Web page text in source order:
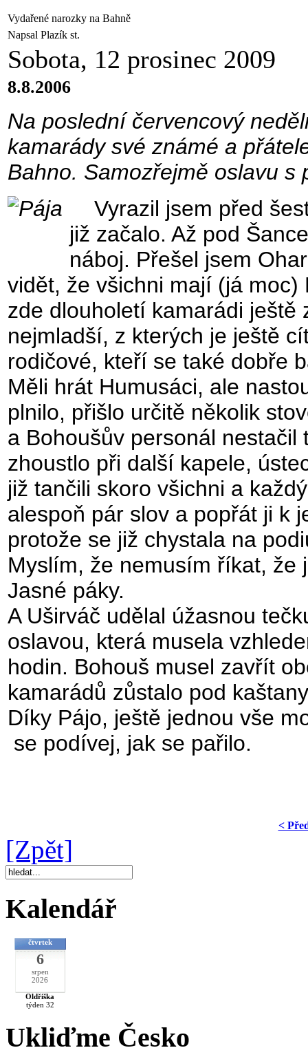
Vydařené narozky na Bahně
Napsal Plazík st.
Sobota, 12 prosinec 2009
8.8.2006
Na poslední červencový
kamarády své známé a
Bahno. Samozřejmě oslavu s
Vyrazil jsem před
již začalo. Až pod
náboj. Přešel jsem
vidět, že všichni mají (já
zde dlouholetí kamarádi ještě
nejmladší, z kterých je ještě
rodičové, kteří se také dobře
Měli hrát Humusáci, ale
plnilo, přišlo určitě několik
a Bohoušův personál
zhoustlo při další kapele,
již tančili skoro všichni a
alespoň pár slov a popřát ji k
protože se již chystala na
Myslím, že nemusím říkat, že
Jasné páky.
A Uširváč udělal úžasnou
oslavou, která musela
hodin. Bohouš musel zavřít
kamarádů zůstalo pod
Díky Pájo, ještě jednou vše
se podívej, jak se pařilo.
<
[Zpět]
Kalendář
čtvrtek
6
srpen
2026
Oldřiška
týden 32
Ukliďme Česko